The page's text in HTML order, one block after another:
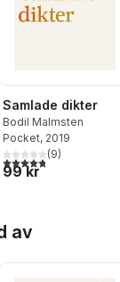
röster:
Samlade dikter
Bodil Malmsten
Pocket, 2019
4,8utav 5 stjärnor.
(9)
99 kr
av